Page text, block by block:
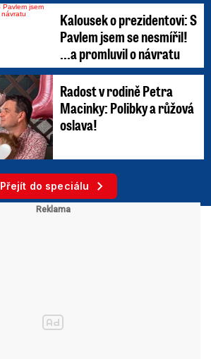
Kalousek o prezidentovi: S
Pavlem jsem se nesmířil!
...a promluvil o návratu
Radost v rodině Petra
Macinky: Polibky a růžová
oslava!
Přejít do speciálu